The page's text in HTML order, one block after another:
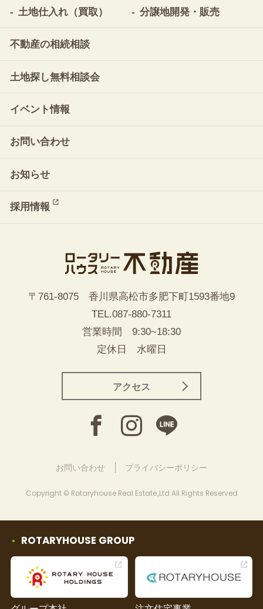
土地仕入れ（買取）
分譲地開発・販売
不動産の相続相談
土地探し無料相談会
イベント情報
お問い合わせ
お知らせ
採用情報
〒761-8075 香川県高松市多肥下町1593番地9
TEL.087-880-7311
営業時間 9:30~18:30
定休日 水曜日
アクセス
お問い合わせ プライバシーポリシー
Copyright © Rotaryhouse Real Estate.,Ltd All Rights Reserved
ROTARYHOUSE GROUP